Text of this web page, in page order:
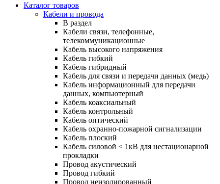
Каталог товаров
Кабели и провода
В раздел
Кабели связи, телефонные,
телекоммуникационные
Кабель высокого напряжения
Кабель гибкий
Кабель гибридный
Кабель для связи и передачи данных (медь)
Кабель информационный для передачи
данных, компьютерный
Кабель коаксиальный
Кабель контрольный
Кабель оптический
Кабель охранно-пожарной сигнализации
Кабель плоский
Кабель силовой < 1кВ для нестационарной
прокладки
Провод акустический
Провод гибкий
Провод неизолированный